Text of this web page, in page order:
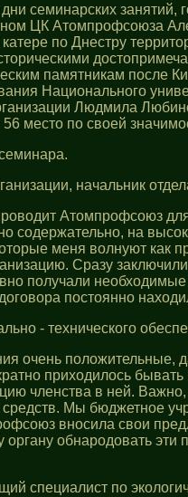
семинарских
ЦК Атомпрофсоюза
по Днестру
памятникам после
Национального
Людмила
место по своей
начальник
Атомпрофсоюз
содержательно, на
меня волнуют как
Сразу
получали
постоянно
- технического
очень положительные,
приходилось
членства в ней.
Мы бюджетное
вносила свои
обнародовать эти
специалист по